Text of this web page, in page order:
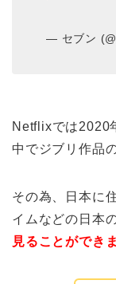
— セブン
Netflixでは2020
中でジブリ作品
その為、日本に
イムなどの日本
見ることができ